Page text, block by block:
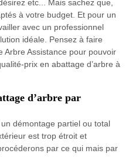
etc... Mais sachez que,
à votre budget. Et pour un
avec un professionnel
idéale. Pensez à faire
Arbre Assistance pour pouvoir
prix en abattage d’arbre à
d’arbre par
démontage partiel ou total
est trop étroit et
par ce qui mais par